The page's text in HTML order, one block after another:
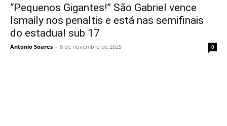
“Pequenos Gigantes!” São Gabriel vence
Ismaily nos penaltis e está nas semifinais
do estadual sub 17
Antonio Soares - 8 de novembro de 2025 0